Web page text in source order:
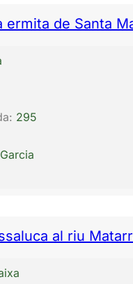
ermita de Santa
295
al riu